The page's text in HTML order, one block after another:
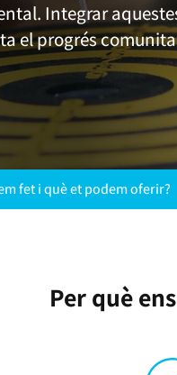
Integrar
el progrés
fet i què et podem oferir?
Per què